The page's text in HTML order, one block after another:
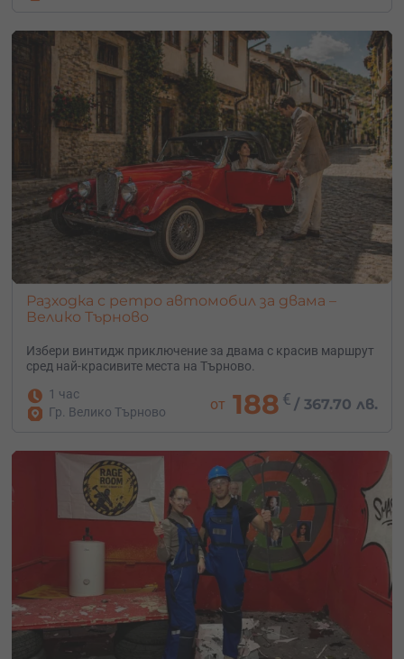
Разходка с ретро автомобил за двама –
Велико Търново
Избери винтидж приключение за двама с красив маршрут
сред най-красивите места на Търново.
1 час
Гр. Велико Търново
от 188 € /367.70 лв.